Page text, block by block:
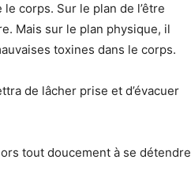
corps. Sur le plan de l’être
Mais sur le plan physique, il
toxines dans le corps.
de lâcher prise et d’évacuer
tout doucement à se détendre